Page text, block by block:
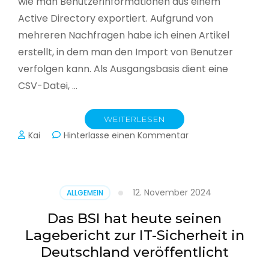
Active Directory exportiert. Aufgrund von
mehreren Nachfragen habe ich einen Artikel
erstellt, in dem man den Import von Benutzer
verfolgen kann. Als Ausgangsbasis dient eine
CSV-Datei, …
WEITERLESEN
Kai Hinterlasse einen Kommentarzu
aus
CSV
erstellen
ALLGEMEIN 12. November 2024
Das BSI hat heute seinen
Lagebericht zur IT-Sicherheit in
Deutschland veröffentlicht